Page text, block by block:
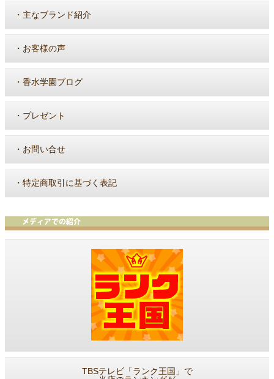
・ 主なブランド紹介
・ お客様の声
・ 香水学園ブログ
・ プレゼント
・ お問い合せ
・ 特定商取引に基づく表記
TBSテレビ「ランク王国」で